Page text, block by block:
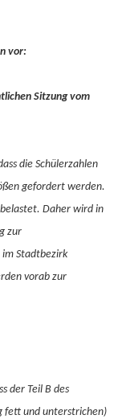
vor:
Sitzung vom
die Schülerzahlen
gefordert werden.
Daher wird in
zur
im Stadtbezirk
vorab zur
der Teil B des
fett und unterstrichen)